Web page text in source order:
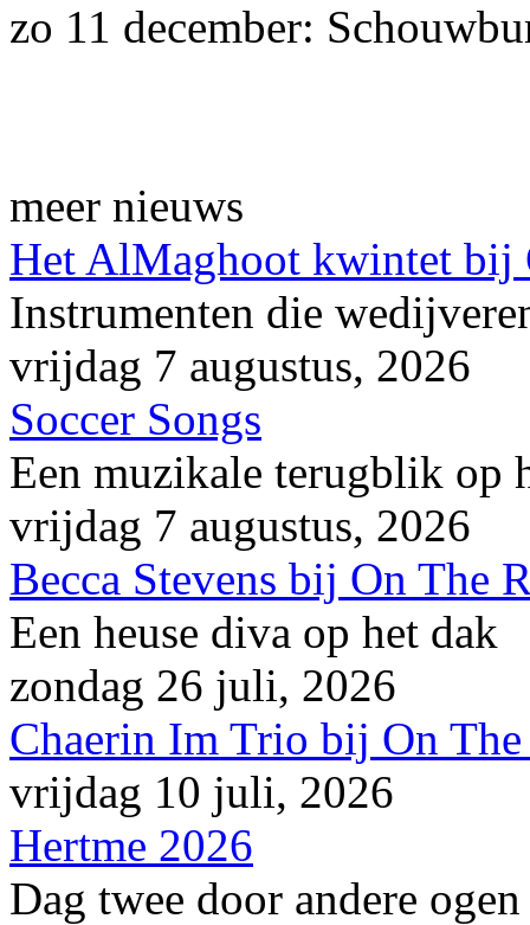
zo 11 december:
meer nieuws
Het AlMaghoot kwintet bij
Instrumenten die
vrijdag 7 augustus, 2026
Soccer Songs
Een muzikale terugblik op
vrijdag 7 augustus, 2026
Becca Stevens bij On The
Een heuse diva op het dak
zondag 26 juli, 2026
Chaerin Im Trio bij On
vrijdag 10 juli, 2026
Hertme 2026
Dag twee door andere